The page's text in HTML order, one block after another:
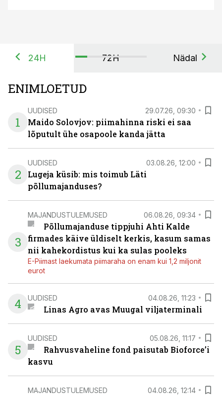
24H 72H Nädal
ENIMLOETUD
1
UUDISED 29.07.26, 09:30
Maido Solovjov: piimahinna riski ei saa
lõputult ühe osapoole kanda jätta
2
UUDISED 03.08.26, 12:00
Lugeja küsib: mis toimub Läti
põllumajanduses?
3
MAJANDUSTULEMUSED 06.08.26, 09:34
Põllumajanduse tippjuhi Ahti Kalde
firmades käive üldiselt kerkis, kasum samas
nii kahekordistus kui ka sulas pooleks
E-Piimast laekumata piimaraha on enam kui 1,2 miljonit
eurot
4 UUDISED 04.08.26, 11:23
Linas Agro avas Muugal viljaterminali
5
UUDISED 05.08.26, 11:17
Rahvusvaheline fond paisutab Bioforce’i
kasvu
MAJANDUSTULEMUSED 04.08.26, 12:14